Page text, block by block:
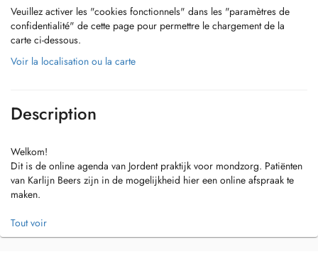
Veuillez activer les "cookies fonctionnels" dans les "paramètres de
confidentialité" de cette page pour permettre le chargement de la
carte ci-dessous.
Voir la localisation ou la carte
Description
Welkom!
Dit is de online agenda van Jordent praktijk voor mondzorg. Patiënten
van Karlijn Beers zijn in de mogelijkheid hier een online afspraak te
maken.
Wanneer u een afspraak heeft gemaakt ontvangt u hiervan een
bevestiging via mail en kort voor de afspraak een mail en sms om u te
Tout voir